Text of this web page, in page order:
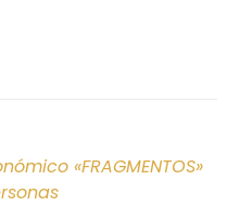
«FRAGMENTOS»